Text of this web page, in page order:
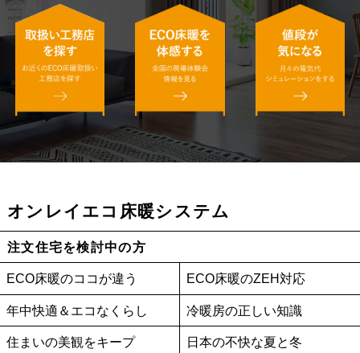
オンレイエコ床暖システム
注文住宅を検討中の方
ECO床暖のココが違う
年中快適＆エコなくらし
住まいの美観をキープ
ECO床暖のZEH対応
冷暖房の正しい知識
日本の不快な夏と冬